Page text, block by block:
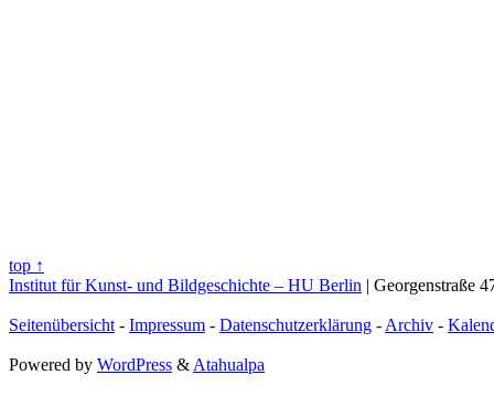
top ↑
Institut für Kunst- und Bildgeschichte – HU Berlin | Georgenstraße
Seitenübersicht - Impressum - Datenschutzerklärung - Archiv -
Powered by WordPress & Atahualpa